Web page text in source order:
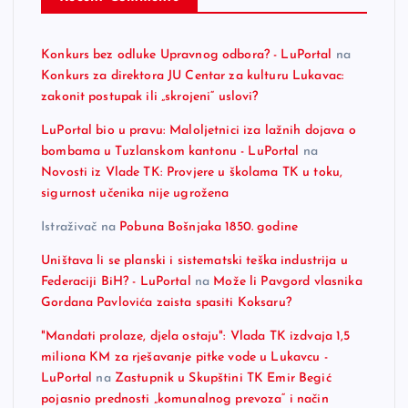
Konkurs bez odluke Upravnog odbora? - LuPortal
na
Konkurs za direktora JU Centar za kulturu Lukavac:
zakonit postupak ili „skrojeni“ uslovi?
LuPortal bio u pravu: Maloljetnici iza lažnih dojava o
bombama u Tuzlanskom kantonu - LuPortal
na
Novosti iz Vlade TK: Provjere u školama TK u toku,
sigurnost učenika nije ugrožena
Istraživač na Pobuna Bošnjaka 1850. godine
Uništava li se planski i sistematski teška industrija u
Federaciji BiH? - LuPortal na Može li Pavgord vlasnika
Gordana Pavlovića zaista spasiti Koksaru?
"Mandati prolaze, djela ostaju": Vlada TK izdvaja 1,5
miliona KM za rješavanje pitke vode u Lukavcu -
LuPortal na Zastupnik u Skupštini TK Emir Begić
pojasnio prednosti „komunalnog prevoza“ i način